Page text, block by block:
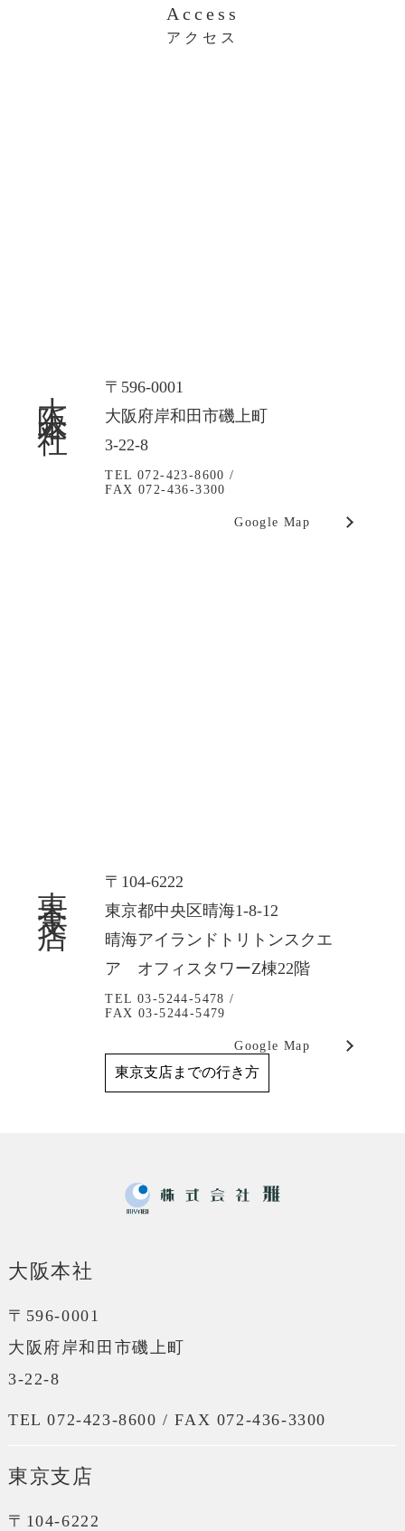
Access
アクセス
大阪本社
〒596-0001
大阪府岸和田市磯上町
3-22-8
TEL 072-423-8600 /
FAX 072-436-3300
Google Map
東京支店
〒104-6222
東京都中央区晴海1-8-12
晴海アイランドトリトンスクエ
ア オフィスタワーZ棟22階
TEL 03-5244-5478 /
FAX 03-5244-5479
Google Map
東京支店までの行き方
大阪本社
〒596-0001
大阪府岸和田市磯上町
3-22-8
TEL 072-423-8600 / FAX 072-436-3300
東京支店
〒104-6222